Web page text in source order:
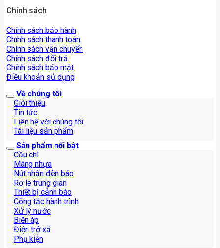
Chính sách
Chính sách bảo hành
Chính sách thanh toán
Chính sách vận chuyển
Chính sách đổi trả
Chính sách bảo mật
Điều khoản sử dụng
Về chúng tôi
Giới thiệu
Tin tức
Liên hệ với chúng tôi
Tài liệu sản phẩm
Sản phẩm nổi bật
Cầu chì
Máng nhựa
Nút nhấn đèn báo
Rơ le trung gian
Thiết bị cảnh báo
Công tắc hành trình
Xử lý nước
Biến áp
Điện trở xả
Phụ kiện